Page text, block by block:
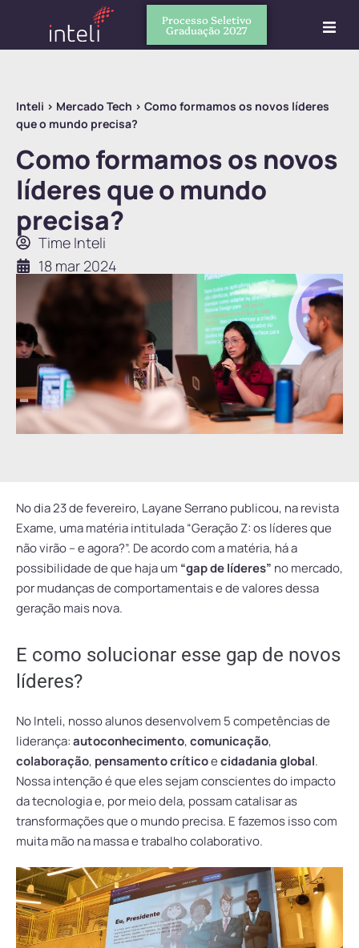
Processo Seletivo
Graduação 2027
Inteli > Mercado Tech > Como formamos os novos líderes
que o mundo precisa?
Como formamos os novos
líderes que o mundo
precisa?
Time Inteli
18 mar 2024
No dia 23 de fevereiro, Layane Serrano publicou, na revista
Exame, uma matéria intitulada “Geração Z: os líderes que
não virão – e agora?”. De acordo com a matéria, há a
possibilidade de que haja um “gap de líderes” no mercado,
por mudanças de comportamentais e de valores dessa
geração mais nova.
E como solucionar esse gap de novos
líderes?
No Inteli, nosso alunos desenvolvem 5 competências de
liderança:autoconhecimento,comunicação,
colaboração, pensamento críticoecidadania global.
Nossa intenção é que eles sejam conscientes do impacto
da tecnologia e, por meio dela, possam catalisar as
transformações que o mundo precisa. E fazemos isso com
muita mão na massa e trabalho colaborativo.